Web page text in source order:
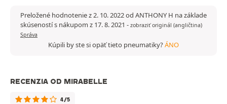
Preložené hodnotenie z 2. 10. 2022 od ANTHONY H na základe
skúseností s nákupom z 17. 8. 2021 - zobraziť originál (angličtina)
Správa
Kúpili by ste si opäť tieto pneumatiky?ÁNO
RECENZIA OD MIRABELLE
4/5